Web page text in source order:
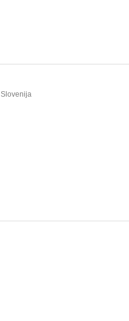
Slovenija